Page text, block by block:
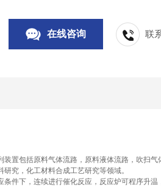
在线咨询 联
置包括原料气体流路，原料液体流路，吹扫
究，化工材料合成工艺研究等领域。
件下，连续进行催化反应，反应炉可程序升